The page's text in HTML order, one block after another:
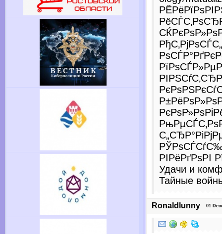
РІРёРґРѕРІ
Удачи и
Тайные
Ronaldlunny 01